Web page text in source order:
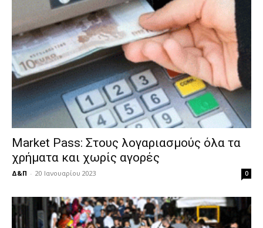
Market Pass: Στους λογαριασμούς όλα τα
χρήματα και χωρίς αγορές
Δ&Π - 20 Ιανουαρίου 2023 0